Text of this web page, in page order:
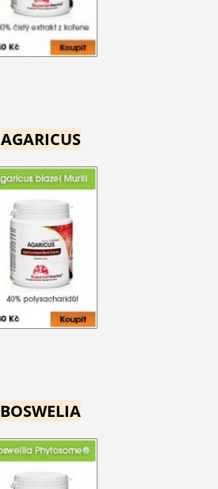
AGARICUS
BOSWELIA